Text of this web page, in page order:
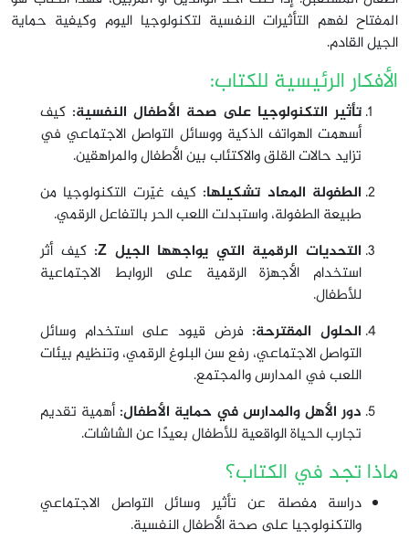
المفتاح لفهم التأثيرات النفسية لتكنولوجيا اليوم وكيفية حماية
الجيل القادم.
الأفكار الرئيسية للكتاب:
تأثير التكنولوجيا على صحة الأطفال النفسية: كيف
أسهمت الهواتف الذكية ووسائل التواصل الاجتماعي في
تزايد حالات القلق والاكتئاب بين الأطفال والمراهقين.
الطفولة المعاد تشكيلها:كيف غيّرت التكنولوجيا من
طبيعة الطفولة، واستبدلت اللعب الحر بالتفاعل الرقمي.
التحديات الرقمية التي يواجهها الجيل Z:
كيف أثر
استخدام الأجهزة الرقمية على الروابط الاجتماعية
للأطفال.
الحلول المقترحة:فرض قيود على استخدام وسائل
التواصل الاجتماعي، رفع سن البلوغ الرقمي، وتنظيم بيئات
اللعب في المدارس والمجتمع.
دور الأهل والمدارس في حماية الأطفال:أهمية تقديم
تجارب الحياة الواقعية للأطفال بعيدًا عن الشاشات.
ماذا تجد في الكتاب؟
دراسة مفصلة عن تأثير وسائل التواصل الاجتماعي
والتكنولوجيا على صحة الأطفال النفسية.